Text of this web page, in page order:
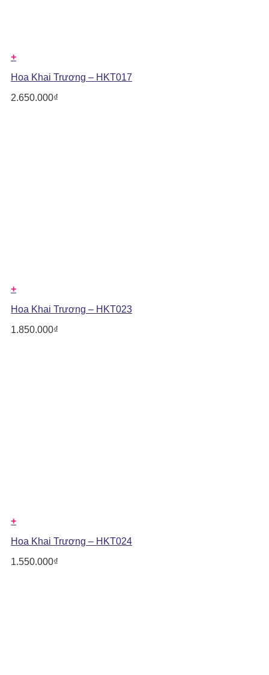
+
Hoa Khai Trương – HKT017
2.650.000₫
+
Hoa Khai Trương – HKT023
1.850.000₫
+
Hoa Khai Trương – HKT024
1.550.000₫